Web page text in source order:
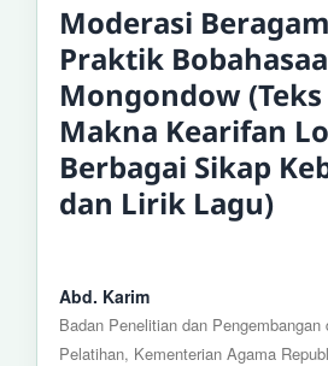
Moderasi
Praktik
Mongondow
Makna Kearifan
Berbagai Sikap
dan Lirik Lagu)
Abd. Karim
Badan Penelitian dan
Pelatihan, Kementerian Agama